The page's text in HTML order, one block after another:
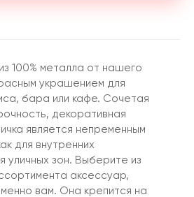
100% металла от нашего
украшением для
бара или кафе. Сочетая
декоративная
является непременным
для внутренних
уличных зон. Выберите из
аксессуар,
вам. Она крепится на